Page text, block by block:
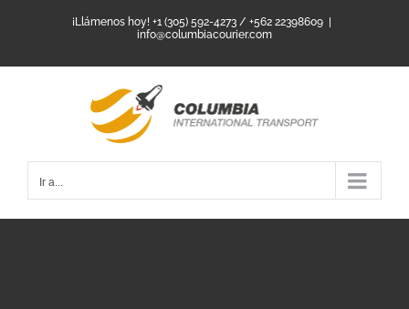
¡Llámenos hoy! +1 (305) 592-4273 / +562 22398609
info@columbiacourier.com
Ir a...